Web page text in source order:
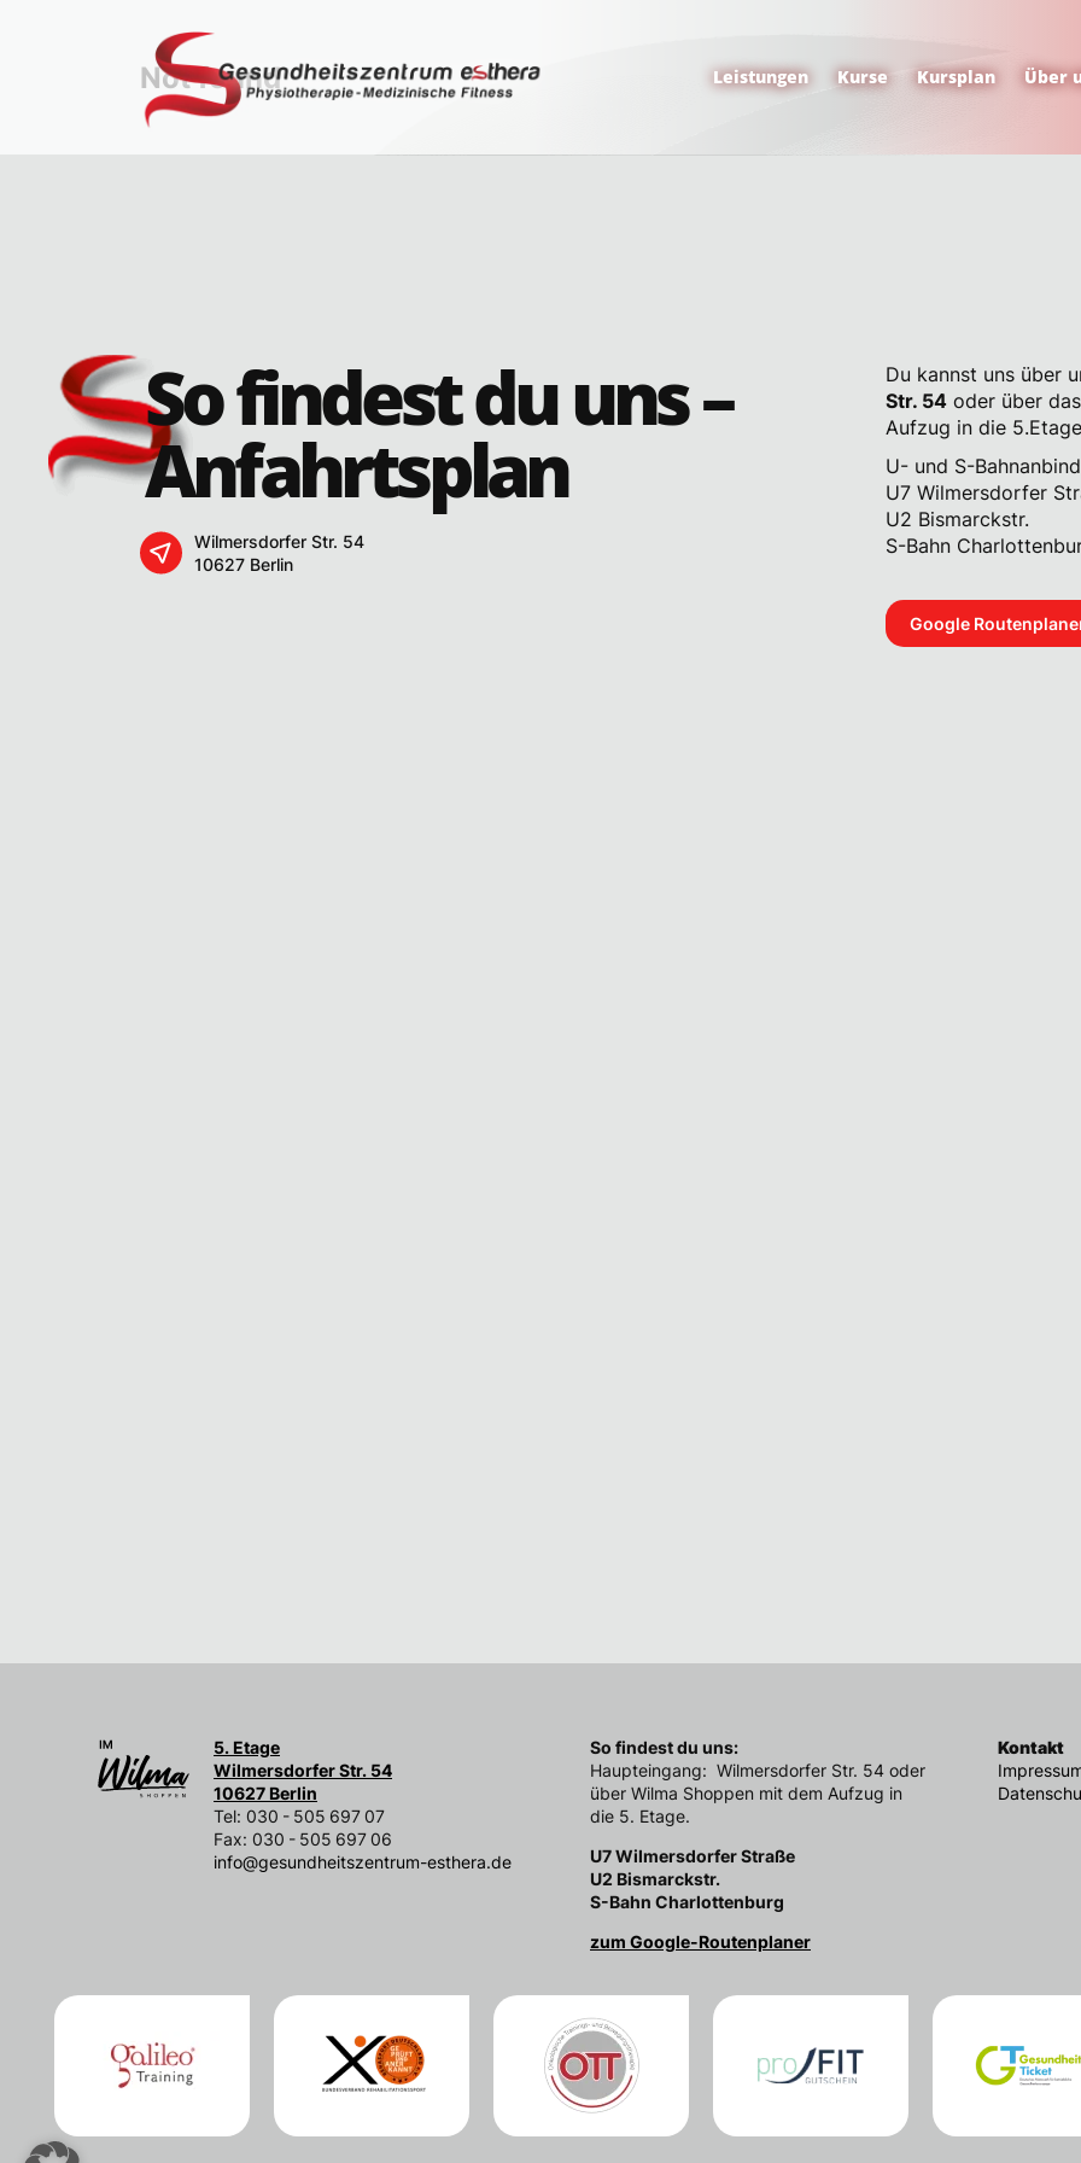
Leistungen Kurse Kursplan Über
Not found
So findest du uns –
Anfahrtsplan
Wilmersdorfer Str. 54
10627 Berlin
Du kannst uns über
Str. 54 oder über
Aufzug in die
U- und S-
U7 Wilmersdorfer
U2 Bismarckstr.
S-Bahn
Google
5. Etage
Wilmersdorfer Str. 54
10627 Berlin
Tel: 030 - 505 697 07
Fax: 030 - 505 697 06
info@gesundheitszentrum-esthera.de
So findest du uns:
Haupteingang: Wilmersdorfer Str. 54 oder
über Wilma Shoppen mit dem Aufzug in
die 5. Etage.
U7 Wilmersdorfer Straße
U2 Bismarckstr.
S-Bahn Charlottenburg
zum Google-Routenplaner
Kontakt
Kontaktdaten